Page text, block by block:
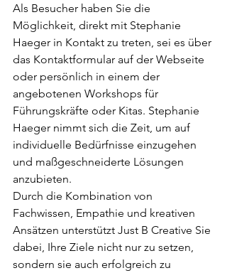
Als Besucher haben Sie die
Möglichkeit, direkt mit Stephanie
Haeger in Kontakt zu treten, sei es über
das Kontaktformular auf der Webseite
oder persönlich in einem der
angebotenen Workshops für
Führungskräfte oder Kitas. Stephanie
Haeger nimmt sich die Zeit, um auf
individuelle Bedürfnisse einzugehen
und maßgeschneiderte Lösungen
anzubieten.
Durch die Kombination von
Fachwissen, Empathie und kreativen
Ansätzen unterstützt Just B Creative Sie
dabei, Ihre Ziele nicht nur zu setzen,
sondern sie auch erfolgreich zu